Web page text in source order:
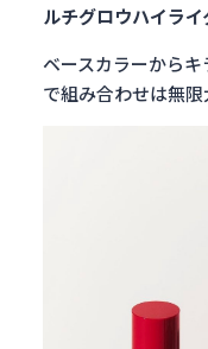
ルチグロウハイライ
ベースカラーから
で組み合わせは無限